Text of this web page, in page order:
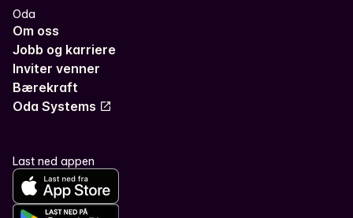
Oda
Om oss
Jobb og karriere
Inviter venner
Bærekraft
Oda Systems
Last ned appen